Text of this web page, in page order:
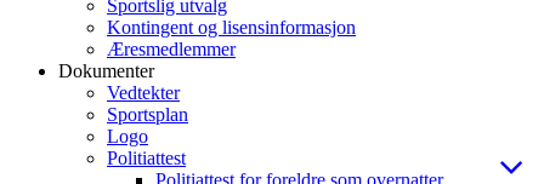
Sportslig utvalg
Kontingent og lisensinformasjon
Æresmedlemmer
Dokumenter
Vedtekter
Sportsplan
Logo
Politiattest
Politiattest for foreldre som overnatter